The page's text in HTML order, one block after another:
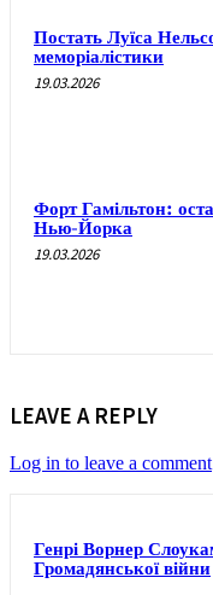
Постать Луїса
меморіалістики
19.03.2026
Форт Гамільтон:
Нью-Йорка
19.03.2026
LEAVE A REPLY
Log in to leave a comment
Генрі Ворнер
Громадянської війни